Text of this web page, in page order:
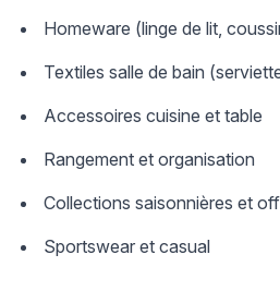
Homeware (linge de lit,
Textiles salle de bain
Accessoires cuisine et table
Rangement et organisation
Collections saisonnières et
Sportswear et casual